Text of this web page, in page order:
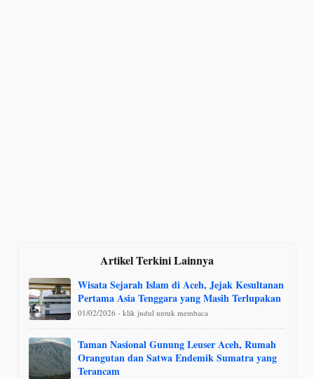
Artikel Terkini Lainnya
Wisata Sejarah Islam di Aceh, Jejak Kesultanan
Pertama Asia Tenggara yang Masih Terlupakan
01/02/2026 - klik judul untuk membaca
Taman Nasional Gunung Leuser Aceh, Rumah
Orangutan dan Satwa Endemik Sumatra yang
Terancam